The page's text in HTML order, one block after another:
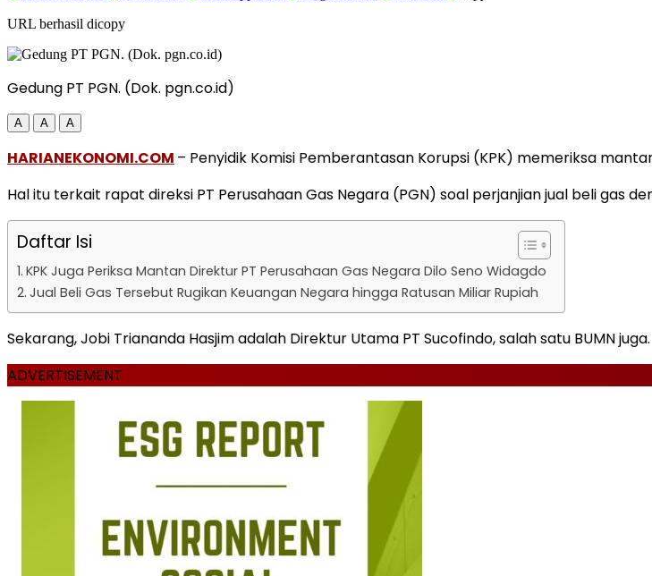
URL berhasil dicopy
Gedung PT PGN. (Dok. pgn.co.id)
A A A
HARIANEKONOMI.COM – Penyidik Komisi Pemberantasan Korupsi (KPK) memeriksa
Hal itu terkait rapat direksi PT Perusahaan Gas Negara (PGN) soal perjanjian jual beli gas
Daftar Isi
KPK Juga Periksa Mantan Direktur PT Perusahaan Gas Negara Dilo Seno Widagdo
Jual Beli Gas Tersebut Rugikan Keuangan Negara hingga Ratusan Miliar Rupiah
Sekarang, Jobi Triananda Hasjim adalah Direktur Utama PT Sucofindo, salah satu BUMN juga.
ADVERTISEMENT